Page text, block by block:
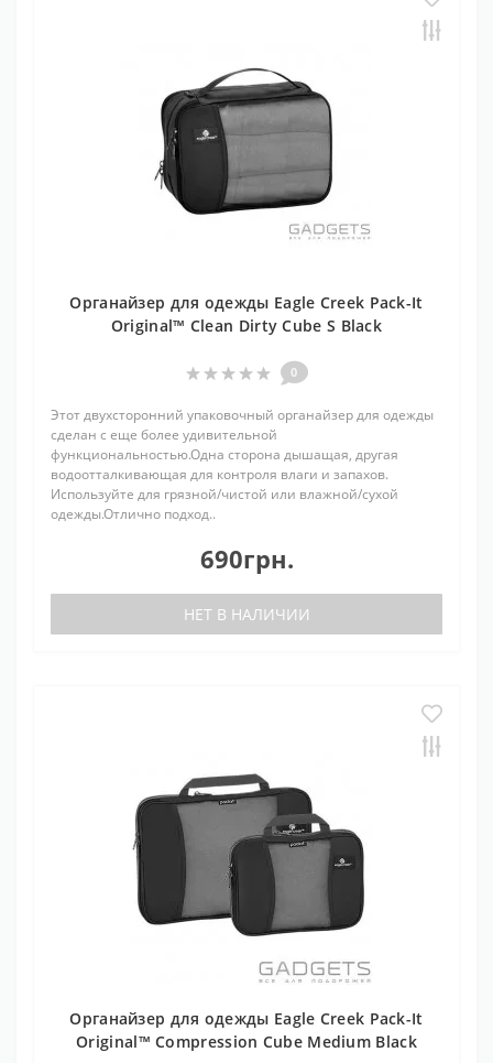
Органайзер для одежды Eagle Creek Pack-It
Original™ Clean Dirty Cube S Black
0
Этот двухсторонний упаковочный органайзер для одежды
сделан с еще более удивительной
функциональностью.Одна сторона дышащая, другая
водоотталкивающая для контроля влаги и запахов.
Используйте для грязной/чистой или влажной/сухой
одежды.Отлично подход..
690грн.
НЕТ В НАЛИЧИИ
Органайзер для одежды Eagle Creek Pack-It
Original™ Compression Cube Medium Black